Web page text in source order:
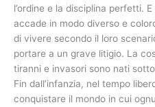
l’ordine e la disciplina perfetti.
accade in modo diverso e
di vivere secondo il loro
portare a un grave litigio. La
tiranni e invasori sono nati
Fin dall’infanzia, nel tempo
conquistare il mondo in cui